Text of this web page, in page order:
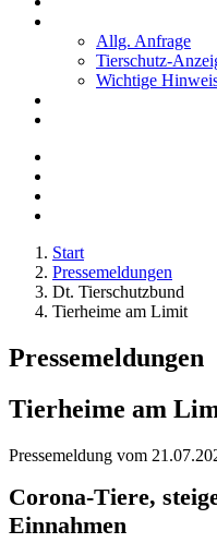
Allg. Anfrage
Tierschutz-
Wichtige
Start
Pressemeldungen
Dt. Tierschutzbund
Tierheime am Limit
Pressemeldungen
Tierheime am
Pressemeldung vom
Corona-Tiere,
Einnahmen